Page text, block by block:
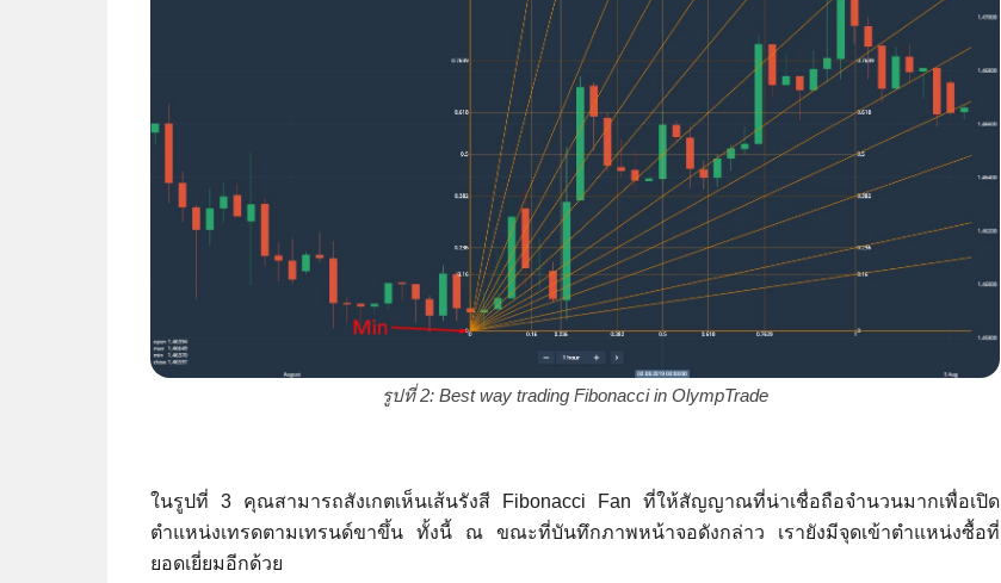
รูปที่ 2: Best way trading Fibonacci in OlympTrade
ในรูปที่ 3 คุณสามารถสังเกตเห็นเส้นรังสี Fibonacci Fan ที่ให้สัญญาณที่น่าเชื่อถือจำนวนมากเพื่อเปิด
ตำแหน่งเทรดตามเทรนด์ขาขึ้น ทั้งนี้ ณ ขณะที่บันทึกภาพหน้าจอดังกล่าว เรายังมีจุดเข้าตำแหน่งซื้อที่
ยอดเยี่ยมอีกด้วย